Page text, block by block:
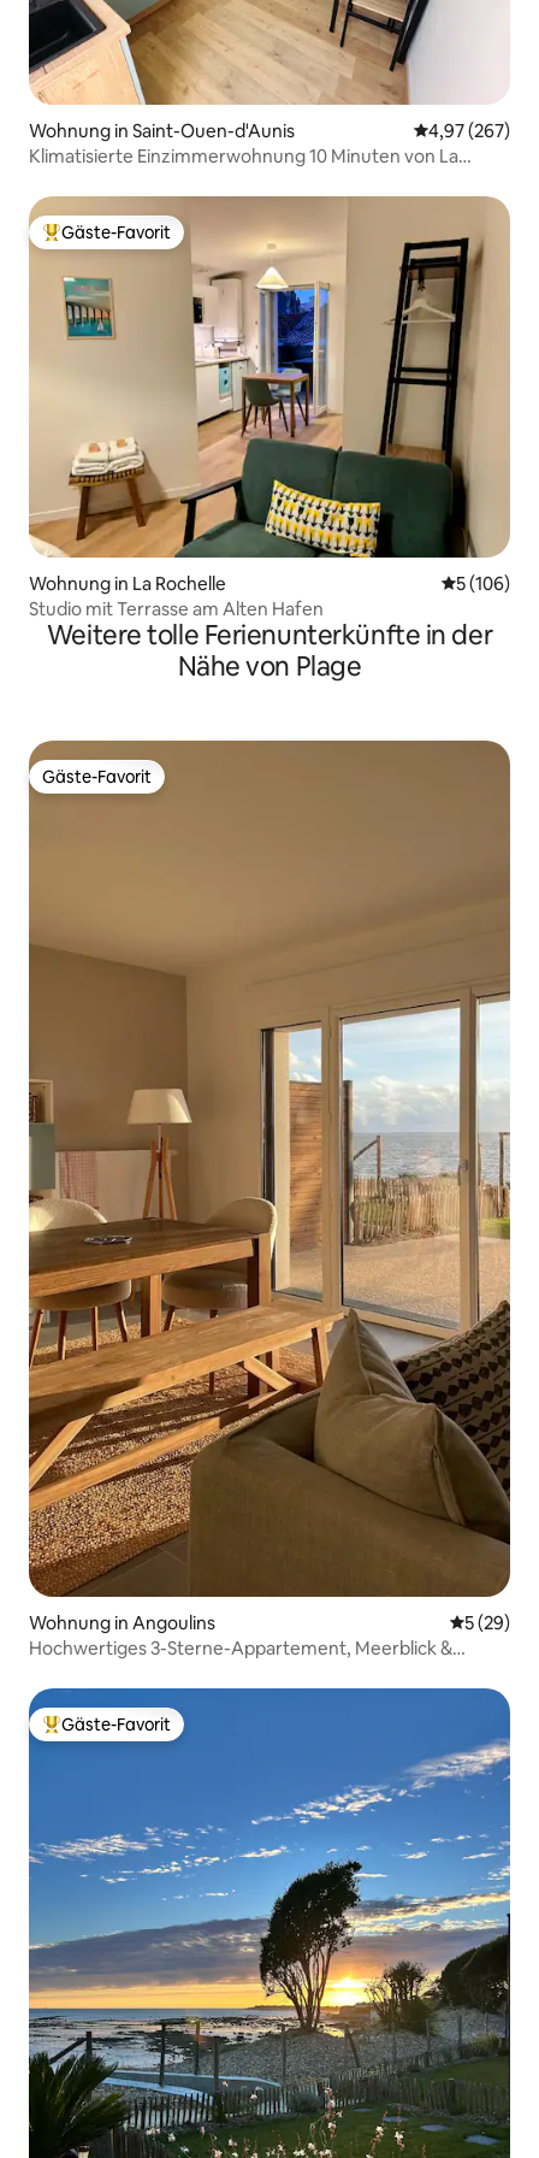
Wohnung in Saint-Ouen-d'Aunis
4,97 (267)
Klimatisierte Einzimmerwohnung 10 Minuten von La
Beliebter Gäste-Favorit.
Gäste-Favorit
Wohnung in La Rochelle
5 (106)
Studio mit Terrasse am Alten Hafen
Weitere tolle Ferienunterkünfte in der
Nähe von Plage
Gäste-Favorit
Gäste-Favorit
Wohnung in Angoulins
5 (29)
Hochwertiges 3-Sterne-Appartement, Meerblick &
Beliebter Gäste-Favorit.
Gäste-Favorit